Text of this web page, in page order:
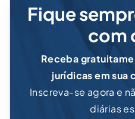
Fique
com
Receba
jurídicas em sua
Inscreva-se agora e
diárias